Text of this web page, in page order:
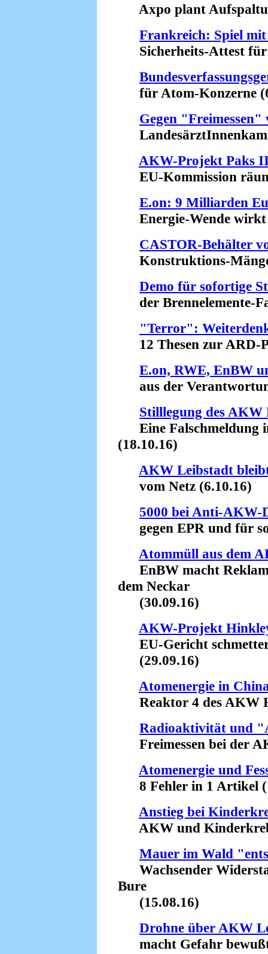
Axpo plant
Frankreich: Spiel mit
Sicherheits-Attest für
für Atom-Konzerne
Gegen
AKW-Projekt Paks
EU-Kommission
E.on: 9 Milliarden
Energie-Wende wirkt
CASTOR-Behälter
Konstruktions-Mängel
Demo für sofortige
der Brennelemente-
"Terror":
12 Thesen zur ARD-
E.on, RWE, EnBW
aus der
Stilllegung des AKW
Eine Falschmeldung
(18.10.16)
AKW Leibstadt
vom Netz (6.10.16)
5000 bei Anti-AKW-
gegen EPR und für
Atommüll aus dem
EnBW macht
dem Neckar
(30.09.16)
AKW-Projekt
EU-Gericht
(29.09.16)
Atomenergie in
Reaktor 4 des AKW
Radioaktivität und
Freimessen bei der
Atomenergie und
8 Fehler in 1 Artikel
Anstieg bei
AKW und
Mauer im Wald
Wachsender
Bure
(15.08.16)
Drohne über AKW
macht Gefahr